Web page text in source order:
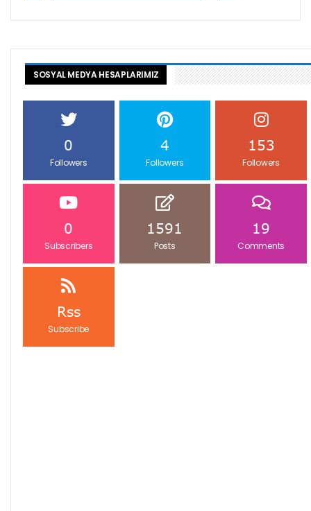
SOSYAL MEDYA HESAPLARIMIZ
0
Followers
4
Followers
153
Followers
0
Subscribers
1591
Posts
19
Comments
Rss
Subscribe